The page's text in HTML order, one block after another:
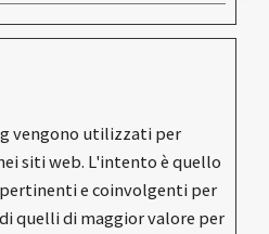
vengono utilizzati per
siti web. L'intento è quello
e coinvolgenti per
quelli di maggior valore per